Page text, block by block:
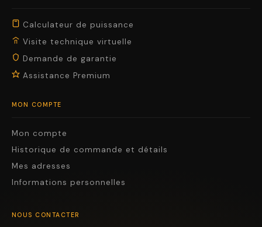
Calculateur de puissance
Visite technique virtuelle
Demande de garantie
Assistance Premium
MON COMPTE
Mon compte
Historique de commande et détails
Mes adresses
Informations personnelles
NOUS CONTACTER